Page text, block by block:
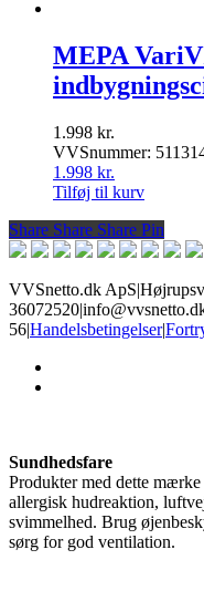
MEPA
1.998 kr.
VVSnummer:
1.998 kr.
Tilføj til kurv
Share
Share Share Share Pin
VVSnetto.dk ApS|
36072520|
56|Handelsbetingelser|
Sundhedsfare
Produkter med dette
allergisk hudreaktion,
svimmelhed. Brug
sørg for god ventilation.